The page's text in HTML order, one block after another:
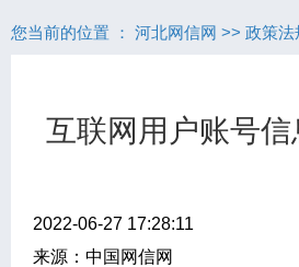
您当前的位置 ： 河北网信网 >> 政策法
互联网用户账号信
2022-06-27 17:28:11
来源：中国网信网